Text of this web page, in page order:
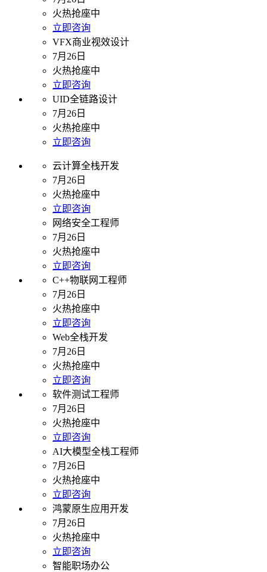
火热抢座中
立即咨询
VFX商业视效设计
7月26日
火热抢座中
立即咨询
UID全链路设计
7月26日
火热抢座中
立即咨询
云计算全栈开发
7月26日
火热抢座中
立即咨询
网络安全工程师
7月26日
火热抢座中
立即咨询
C++物联网工程师
7月26日
火热抢座中
立即咨询
Web全栈开发
7月26日
火热抢座中
立即咨询
软件测试工程师
7月26日
火热抢座中
立即咨询
AI大模型全栈工程师
7月26日
火热抢座中
立即咨询
鸿蒙原生应用开发
7月26日
火热抢座中
立即咨询
智能职场办公